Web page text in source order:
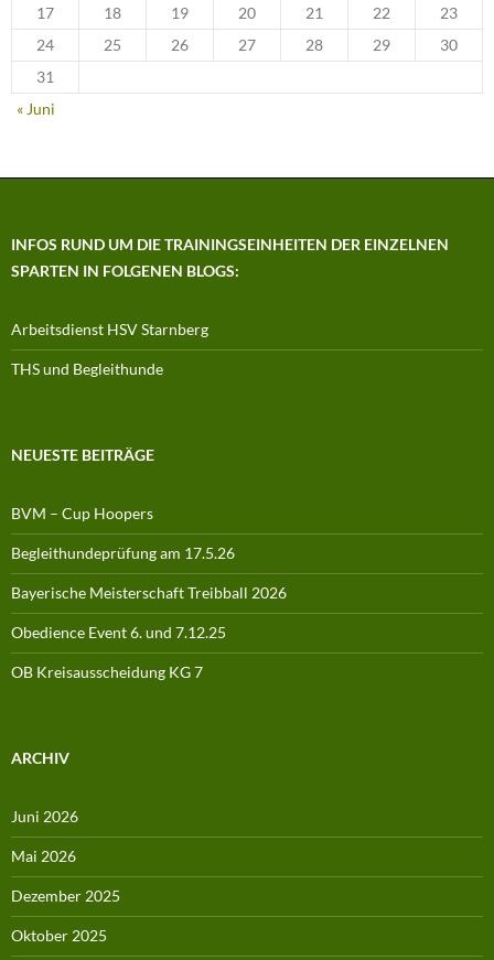
17
18 19 20 21 22
23
24
25 26 27 28 29
30
31
« Juni
INFOS RUND UM DIE TRAININGSEINHEITEN DER EINZELNEN
SPARTEN IN FOLGENEN BLOGS:
Arbeitsdienst HSV Starnberg
THS und Begleithunde
NEUESTE BEITRÄGE
BVM – Cup Hoopers
Begleithundeprüfung am 17.5.26
Bayerische Meisterschaft Treibball 2026
Obedience Event 6. und 7.12.25
OB Kreisausscheidung KG 7
ARCHIV
Juni 2026
Mai 2026
Dezember 2025
Oktober 2025